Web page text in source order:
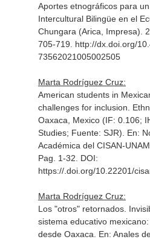
Aportes etnográficos para
Intercultural Bilingüe en el
Chungara (Arica, Impresa) .
705-719. http://dx.doi.org/
73562021005002505
Marta Rodríguez Cruz:
American students in
challenges for inclusion.
Oaxaca, Mexico (IF: 0.106;
Studies; Fuente: SJR). En:
Académica del CISAN-UNAM
Pag. 1-32. DOI:
https://.doi.org/10.22201/
Marta Rodríguez Cruz:
Los "otros" retornados.
sistema educativo
desde Oaxaca. En: Anales